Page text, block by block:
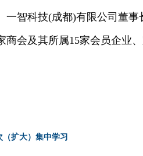
一智科技(成都)有限公司董
会及其所属15家会员企业
扩大）集中学习